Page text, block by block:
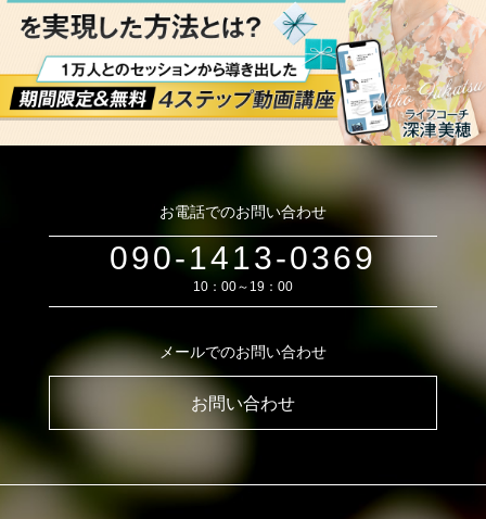
お電話でのお問い合わせ
090-1413-0369
10：00～19：00
メールでのお問い合わせ
お問い合わせ